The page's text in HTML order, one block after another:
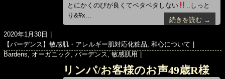
とにかくのびが良くてベタベタしない
..しっと
り&#x...
続きを読む →
投
稿
日:
2020年1月30日
カ
テ
【バーデンス】敏感肌・アレルギー肌対応化粧品, 和心について
タ
Bardens, オーガニック , バーデンス, 敏感肌用
リンパ/お客様のお声49歳R様